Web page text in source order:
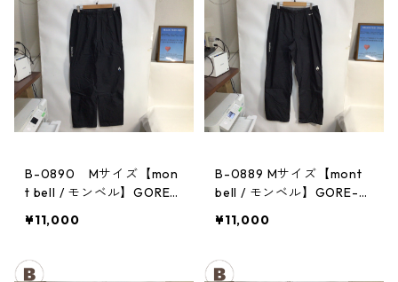
B-0890 Mサイズ【mon
t bell / モンベル】GORE-
ンパンツ：メンズBK
¥11,000
B-0889 Mサイズ【mont
bell / モンベル】GORE-T
パンツ：メンズBK
¥11,000